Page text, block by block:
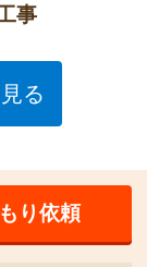
事
る
り依頼